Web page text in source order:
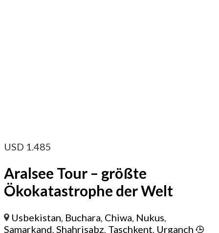
USD 1.485
Aralsee Tour – größte
Ökokatastrophe der Welt
Usbekistan, Buchara, Chiwa, Nukus,
Samarkand, Shahrisabz, Taschkent, Urganch